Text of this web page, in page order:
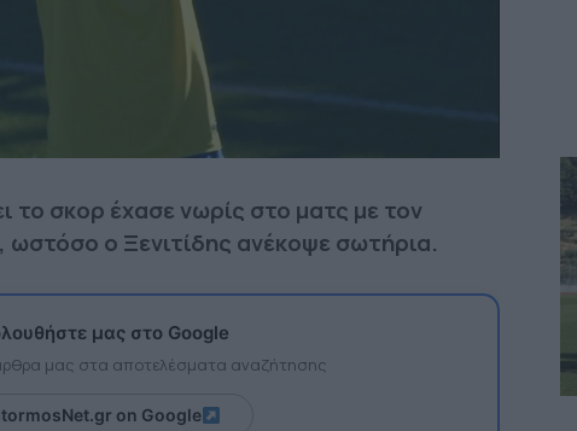
το σκορ έχασε νωρίς στο ματς με τον
ο Ξενιτίδης ανέκοψε σωτήρια.
μας στο Google
μας στα αποτελέσματα αναζήτησης
on Google